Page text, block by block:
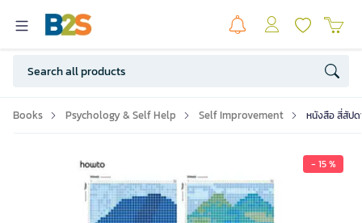
Books Psychology & Self Help Self Improvement หนังสือ สี่สัปด
- 15 %